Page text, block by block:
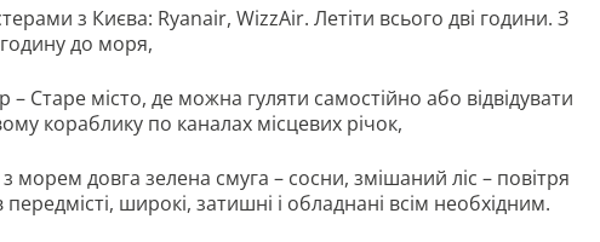
з Києва: Ryanair, WizzAir. Летіти всього дві години. З
до моря,
Старе місто, де можна гуляти самостійно або відвідувати
кораблику по каналах місцевих річок,
морем довга зелена смуга – сосни, змішаний ліс – повітря
широкі, затишні і обладнані всім необхідним.